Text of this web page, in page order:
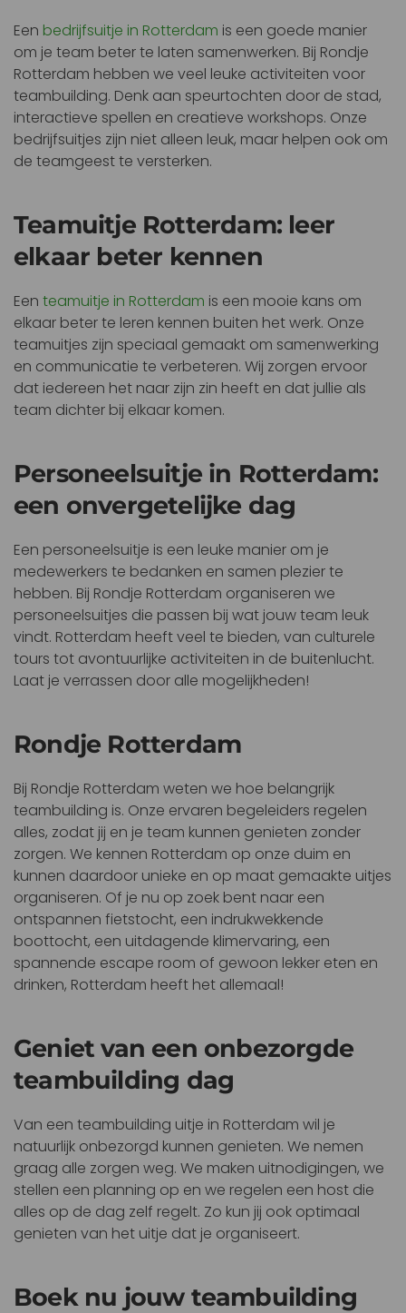
Een bedrijfsuitje in Rotterdam is een goede manier
om je team beter te laten samenwerken. Bij Rondje
Rotterdam hebben we veel leuke activiteiten voor
teambuilding. Denk aan speurtochten door de stad,
interactieve spellen en creatieve workshops. Onze
bedrijfsuitjes zijn niet alleen leuk, maar helpen ook om
de teamgeest te versterken.
Teamuitje Rotterdam: leer
elkaar beter kennen
Een teamuitje in Rotterdam is een mooie kans om
elkaar beter te leren kennen buiten het werk. Onze
teamuitjes zijn speciaal gemaakt om samenwerking
en communicatie te verbeteren. Wij zorgen ervoor
dat iedereen het naar zijn zin heeft en dat jullie als
team dichter bij elkaar komen.
Personeelsuitje in Rotterdam:
een onvergetelijke dag
Een personeelsuitje is een leuke manier om je
medewerkers te bedanken en samen plezier te
hebben. Bij Rondje Rotterdam organiseren we
personeelsuitjes die passen bij wat jouw team leuk
vindt. Rotterdam heeft veel te bieden, van culturele
tours tot avontuurlijke activiteiten in de buitenlucht.
Laat je verrassen door alle mogelijkheden!
Rondje Rotterdam
Bij Rondje Rotterdam weten we hoe belangrijk
teambuilding is. Onze ervaren begeleiders regelen
alles, zodat jij en je team kunnen genieten zonder
zorgen. We kennen Rotterdam op onze duim en
kunnen daardoor unieke en op maat gemaakte uitjes
organiseren. Of je nu op zoek bent naar een
ontspannen fietstocht, een indrukwekkende
boottocht, een uitdagende klimervaring, een
spannende escape room of gewoon lekker eten en
drinken, Rotterdam heeft het allemaal!
Geniet van een onbezorgde
teambuilding dag
Van een teambuilding uitje in Rotterdam wil je
natuurlijk onbezorgd kunnen genieten. We nemen
graag alle zorgen weg. We maken uitnodigingen, we
stellen een planning op en we regelen een host die
alles op de dag zelf regelt. Zo kun jij ook optimaal
genieten van het uitje dat je organiseert.
Boek nu jouw teambuilding